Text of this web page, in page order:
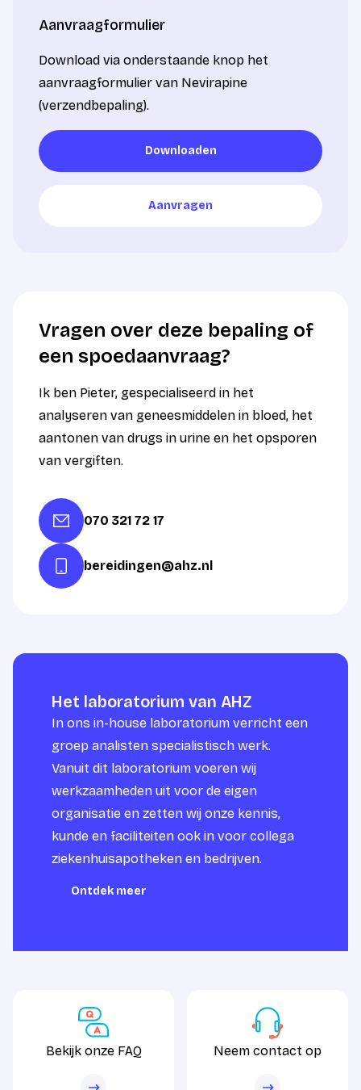
Aanvraagformulier
Download via onderstaande knop het
aanvraagformulier van Nevirapine
(verzendbepaling).
Downloaden
Aanvragen
Vragen over deze bepaling of
een spoedaanvraag?
Ik ben Pieter, gespecialiseerd in het
analyseren van geneesmiddelen in bloed, het
aantonen van drugs in urine en het opsporen
van vergiften.
070 321 72 17
bereidingen@ahz.nl
Het laboratorium van AHZ
In ons in-house laboratorium verricht een
groep analisten specialistisch werk.
Vanuit dit laboratorium voeren wij
werkzaamheden uit voor de eigen
organisatie en zetten wij onze kennis,
kunde en faciliteiten ook in voor collega
ziekenhuisapotheken en bedrijven.
Ontdek meer
Bekijk onze FAQ Neem contact op